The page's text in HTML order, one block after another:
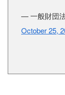
— 一般財団
October 25,